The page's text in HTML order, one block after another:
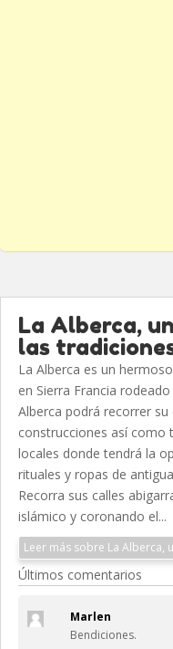
La Alberca,
las
La Alberca es un
en Sierra Francia
Alberca podrá recorrer
construcciones así como
locales donde tendrá la
rituales y ropas de
Recorra sus calles
islámico y coronando el...
Leer más sobre La
Últimos comentarios
Marlen
Bendiciones.